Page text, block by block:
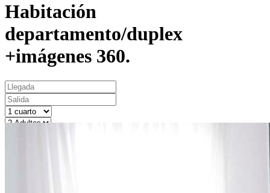
Habitación
departamento/duplex
+imágenes 360.